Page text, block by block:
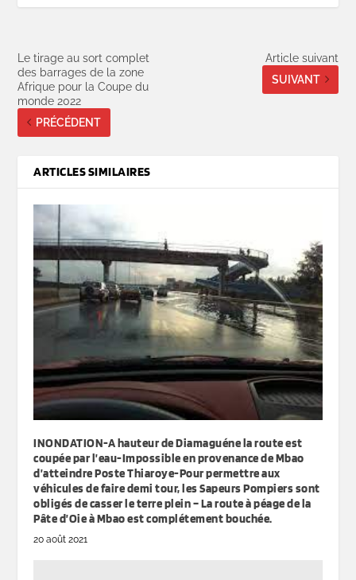
Le tirage au sort complet
des barrages de la zone
Afrique pour la Coupe du
monde 2022
PRÉCÉDENT
Article suivant
SUIVANT
ARTICLES SIMILAIRES
INONDATION-A hauteur de Diamaguéne la route est
coupée par l’eau-Impossible en provenance de Mbao
d’atteindre Poste Thiaroye-Pour permettre aux
véhicules de faire demi tour, les Sapeurs Pompiers sont
obligés de casser le terre plein – La route à péage de la
Pâte d’Oie à Mbao est complétement bouchée.
20 août 2021